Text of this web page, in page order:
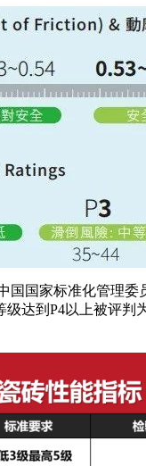
国国家标准化管理
达到P4以上被评